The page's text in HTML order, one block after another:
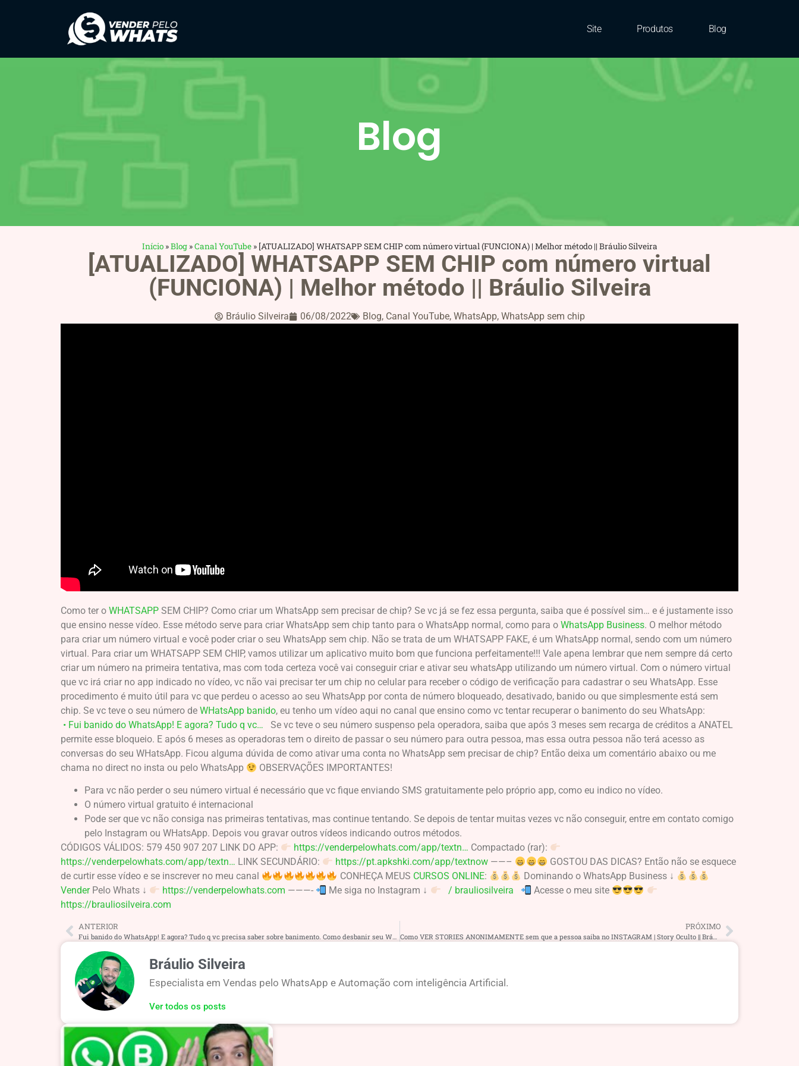
Site Produtos Blog
Blog
Início»Blog»Canal YouTube» [ATUALIZADO] WHATSAPP SEM CHIP com número virtual (FUNCIONA) | Melhor método || Bráulio Silveira
[ATUALIZADO] WHATSAPP SEM CHIP com número virtual
(FUNCIONA) | Melhor método || Bráulio Silveira
Bráulio Silveira 06/08/2022 Blog, Canal YouTube, WhatsApp, WhatsApp sem chip
Como ter o WHATSAPP SEM CHIP? Como criar um WhatsApp sem precisar de chip? Se vc já se fez essa pergunta, saiba que é possível sim… e é justamente isso
que ensino nesse vídeo. Esse método serve para criar WhatsApp sem chip tanto para o WhatsApp normal, como para o WhatsApp Business. O melhor método
para criar um número virtual e você poder criar o seu WhatsApp sem chip. Não se trata de um WHATSAPP FAKE, é um WhatsApp normal, sendo com um número
virtual. Para criar um WHATSAPP SEM CHIP, vamos utilizar um aplicativo muito bom que funciona perfeitamente!!! Vale apena lembrar que nem sempre dá certo
criar um número na primeira tentativa, mas com toda certeza você vai conseguir criar e ativar seu whatsApp utilizando um número virtual. Com o número virtual
que vc irá criar no app indicado no vídeo, vc não vai precisar ter um chip no celular para receber o código de verificação para cadastrar o seu WhatsApp. Esse
procedimento é muito útil para vc que perdeu o acesso ao seu WhatsApp por conta de número bloqueado, desativado, banido ou que simplesmente está sem
chip. Se vc teve o seu número de WHatsApp banido, eu tenho um vídeo aqui no canal que ensino como vc tentar recuperar o banimento do seu WhatsApp:
• Fui banido do WhatsApp! E agora? Tudo q vc…
Se vc teve o seu número suspenso pela operadora, saiba que após 3 meses sem recarga de créditos a ANATEL
permite esse bloqueio. E após 6 meses as operadoras tem o direito de passar o seu número para outra pessoa, mas essa outra pessoa não terá acesso as
conversas do seu WHatsApp. Ficou alguma dúvida de como ativar uma conta no WhatsApp sem precisar de chip? Então deixa um comentário abaixo ou me
chama no direct no insta ou pelo WhatsApp
OBSERVAÇÕES IMPORTANTES!
Para vc não perder o seu número virtual é necessário que vc fique enviando SMS gratuitamente pelo próprio app, como eu indico no vídeo.
O número virtual gratuito é internacional
Pode ser que vc não consiga nas primeiras tentativas, mas continue tentando. Se depois de tentar muitas vezes vc não conseguir, entre em contato comigo
pelo Instagram ou WHatsApp. Depois vou gravar outros vídeos indicando outros métodos.
CÓDIGOS VÁLIDOS: 579 450 907 207 LINK DO APP:
https://venderpelowhats.com/app/textn… Compactado (rar):
https://venderpelowhats.com/app/textn… LINK SECUNDÁRIO: https://pt.apkshki.com/app/textnow ——–
GOSTOU DAS DICAS? Então não se esquece
de curtir esse vídeo e se inscrever no meu canal
CONHEÇA MEUS CURSOS ONLINE:
Dominando o WhatsApp Business ↓
VenderPelo Whats ↓ https://venderpelowhats.com ———- Me siga no Instagram ↓ / brauliosilveira
Acesse o meu site
https://brauliosilveira.com
ANTERIOR PRÓXIMO
Como VER STORIES ANONIMAMENTE sem que a pessoa saiba no INSTAGRAM | Story Oculto || Bráulio Silveira
Bráulio Silveira
Especialista em Vendas pelo WhatsApp e Automação com inteligência Artificial.
Ver todos os posts